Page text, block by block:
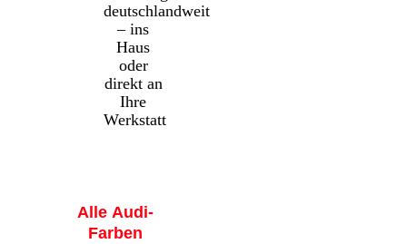
deutschlandweit
– ins
Haus
oder
direkt an
Ihre
Werkstatt
Alle Audi-
Farben